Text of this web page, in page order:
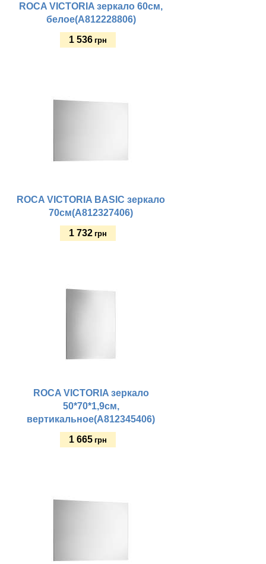
ROCA VICTORIA зеркало 60см,
белое(A812228806)
1 536 грн
ROCA VICTORIA BASIC зеркало
70см(A812327406)
1 732 грн
ROCA VICTORIA зеркало
50*70*1,9см,
вертикальное(A812345406)
1 665 грн